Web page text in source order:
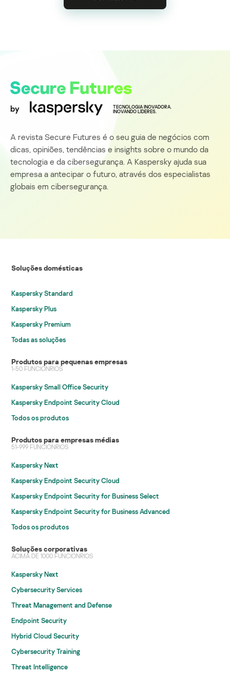
by
TECNOLOGIA INOVADORA.
INOVANDO LÍDERES.
A revista Secure Futures é o seu guia de negócios com
dicas, opiniões, tendências e insights sobre o mundo da
tecnologia e da cibersegurança. A Kaspersky ajuda sua
empresa a antecipar o futuro, através dos especialistas
globais em cibersegurança.
Soluções domésticas
Kaspersky Standard
Kaspersky Plus
Kaspersky Premium
Todas as soluções
Produtos para pequenas empresas
1-50 FUNCIONRIOS
Kaspersky Small Office Security
Kaspersky Endpoint Security Cloud
Todos os produtos
Produtos para empresas médias
51-999 FUNCIONRIOS
Kaspersky Next
Kaspersky Endpoint Security Cloud
Kaspersky Endpoint Security for Business Select
Kaspersky Endpoint Security for Business Advanced
Todos os produtos
Soluções corporativas
ACIMA DE 1000 FUNCIONRIOS
Kaspersky Next
Cybersecurity Services
Threat Management and Defense
Endpoint Security
Hybrid Cloud Security
Cybersecurity Training
Threat Intelligence